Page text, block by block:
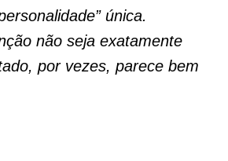
única.
não seja exatamente
por vezes, parece bem